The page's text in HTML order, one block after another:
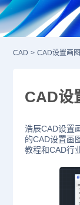
CAD > CAD设置画
CAD设
浩辰CAD设置
的CAD设置画
教程和CAD行